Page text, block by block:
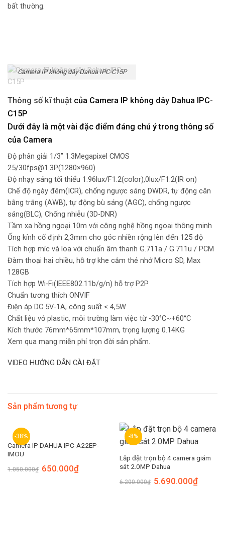
bất thường.
Camera IP không dây Dahua IPC-C15P
Thông số kĩ thuật của Camera IP không dây Dahua IPC-
C15P
Dưới đây là một vài đặc điểm đáng chú ý trong thông số
của Camera
Độ phân giải 1/3” 1.3Megapixel CMOS
25/30fps@1.3P(1280×960)
Độ nhạy sáng tối thiểu 1.96lux/F1.2(color),0lux/F1.2(IR on)
Chế độ ngày đêm(ICR), chống ngược sáng DWDR, tự động cân
bằng trắng (AWB), tự động bù sáng (AGC), chống ngược
sáng(BLC), Chống nhiễu (3D-DNR)
Tầm xa hồng ngoại 10m với công nghệ hồng ngoại thông minh
Ống kính cố định 2,3mm cho góc nhiền rộng lên đến 125 độ
Tích hợp míc và loa với chuẩn âm thanh G.711a / G.711u / PCM
Đàm thoại hai chiều, hỗ trợ khe cắm thẻ nhớ Micro SD, Max
128GB
Tích hợp Wi-Fi(IEEE802.11b/g/n) hỗ trợ P2P
Chuẩn tương thích ONVIF
Điện áp DC 5V-1A, công suất < 4,5W
Chất liệu vỏ plastic, môi trường làm việc từ -30°C~+60°C
Kích thước 76mm*65mm*107mm, trọng lượng 0.14KG
Xem qua mạng miễn phí trọn đời sản phẩm.
VIDEO HƯỚNG DẪN CÀI ĐẶT
Sản phẩm tương tự
-38%
Camera IP DAHUA IPC-A22EP-
IMOU
1.050.000₫ 650.000₫
-8%
Lắp đặt trọn bộ 4 camera giám
sát 2.0MP Dahua
6.200.000₫ 5.690.000₫